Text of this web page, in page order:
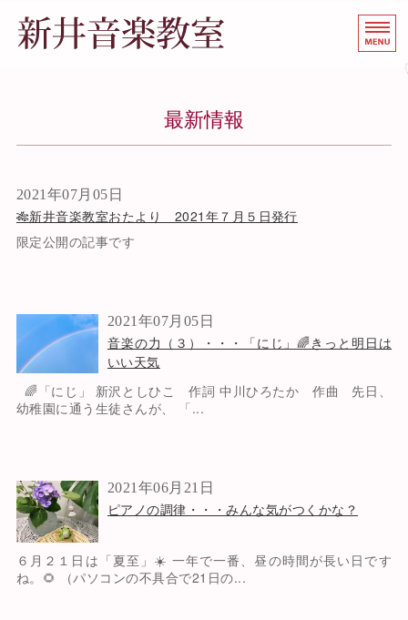
朝霞市のピ
教室のご案内
レッスンのご案内
教室のあゆみ
最新情報
2021年07月05日
🎋新井音楽教室おたより 2021年７月５日発行
限定公開の記事です
2021年07月05日
音楽の力（３）・・・「にじ」🌈きっと明日は
いい天気
🌈「にじ」 新沢としひこ 作詞 中川ひろたか 作曲 先日、
幼稚園に通う生徒さんが、 「...
2021年06月21日
ピアノの調律・・・みんな気がつくかな？
６月２１日は「夏至」☀️ 一年で一番、昼の時間が長い日です
ね。🌻 （パソコンの不具合で21日の...